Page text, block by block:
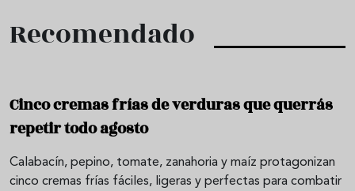
Recomendado
Cinco cremas frías de verduras que querrás
repetir todo agosto
Calabacín, pepino, tomate, zanahoria y maíz protagonizan
cinco cremas frías fáciles, ligeras y perfectas para combatir